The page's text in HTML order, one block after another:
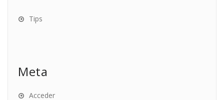
Tips
Meta
Acceder